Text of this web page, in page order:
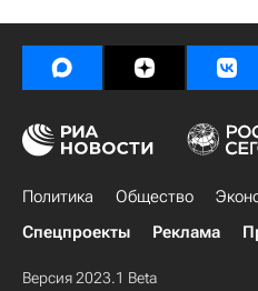
Политика Общество
Спецпроекты
Реклама
Версия 2023.1 Beta